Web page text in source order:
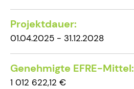
Projektdauer:
01.04.2025 - 31.12.2028
Genehmigte EFRE-Mittel:
1 012 622,12 €